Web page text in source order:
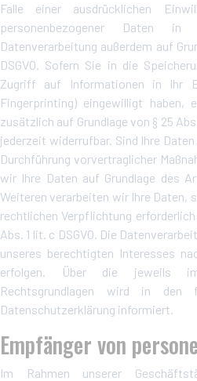
Falle einer ausdrücklichen
personenbezogener Daten
Datenverarbeitung außerdem auf
DSGVO. Sofern Sie in die
Zugriff auf Informationen in Ihr
Fingerprinting) eingewilligt haben,
zusätzlich auf Grundlage von § 25
jederzeit widerrufbar. Sind Ihre
Durchführung vorvertraglicher
wir Ihre Daten auf Grundlage des
Weiteren verarbeiten wir Ihre Daten,
rechtlichen Verpflichtung
Abs. 1 lit. c DSGVO. Die
unseres berechtigten Interesses
erfolgen. Über die jeweils im
Rechtsgrundlagen wird in den
Datenschutzerklärung informiert.
Empfänger von
Im Rahmen unserer